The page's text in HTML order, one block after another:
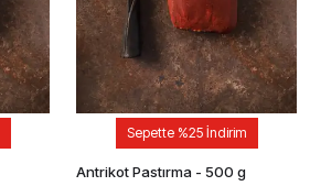
Sepette %25 İndirim
Antrikot Pastırma - 500 g